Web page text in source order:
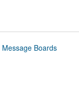
Message Boards